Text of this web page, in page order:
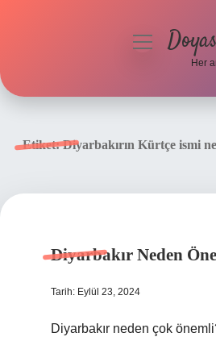
menüyü
Her
Etiket:Diyarbakırın Kürtçe ismi
Diyarbakır Neden
Tarih: Eylül 23, 2024
Diyarbakır neden çok